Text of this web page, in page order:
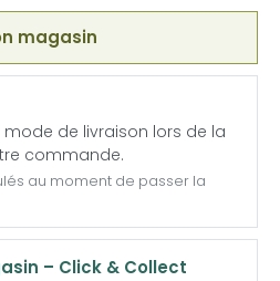
magasin
mode de livraison lors de la
commande.
au moment de passer la
– Click & Collect